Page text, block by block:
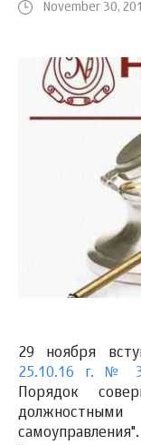
November 30,
29 ноября
25.10.16 г. №
Порядок
самоуправления".